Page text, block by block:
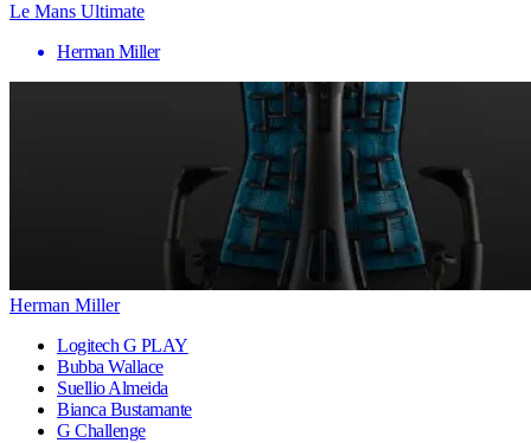
Le Mans Ultimate
Herman Miller
Herman Miller
Logitech G PLAY
Bubba Wallace
Suellio Almeida
Bianca Bustamante
G Challenge